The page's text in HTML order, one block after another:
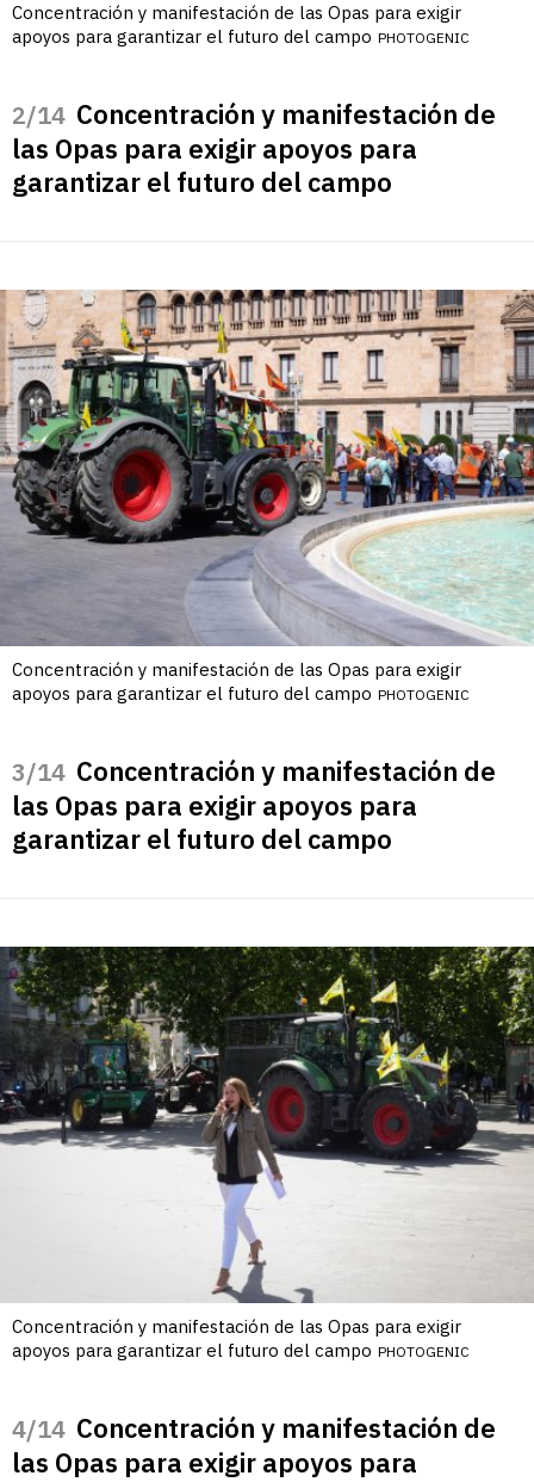
Concentración y manifestación de las Opas para exigir
apoyos para garantizar el futuro del campo PHOTOGENIC
/14 Concentración y manifestación de
las Opas para exigir apoyos para
garantizar el futuro del campo
Concentración y manifestación de las Opas para exigir
apoyos para garantizar el futuro del campo PHOTOGENIC
/14 Concentración y manifestación de
las Opas para exigir apoyos para
garantizar el futuro del campo
Concentración y manifestación de las Opas para exigir
apoyos para garantizar el futuro del campo PHOTOGENIC
/14 Concentración y manifestación de
las Opas para exigir apoyos para